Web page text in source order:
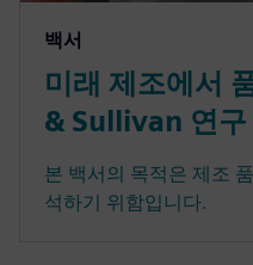
백서
미래 제조에서
& Sullivan 연구
본 백서의 목적은 제조
석하기 위함입니다.